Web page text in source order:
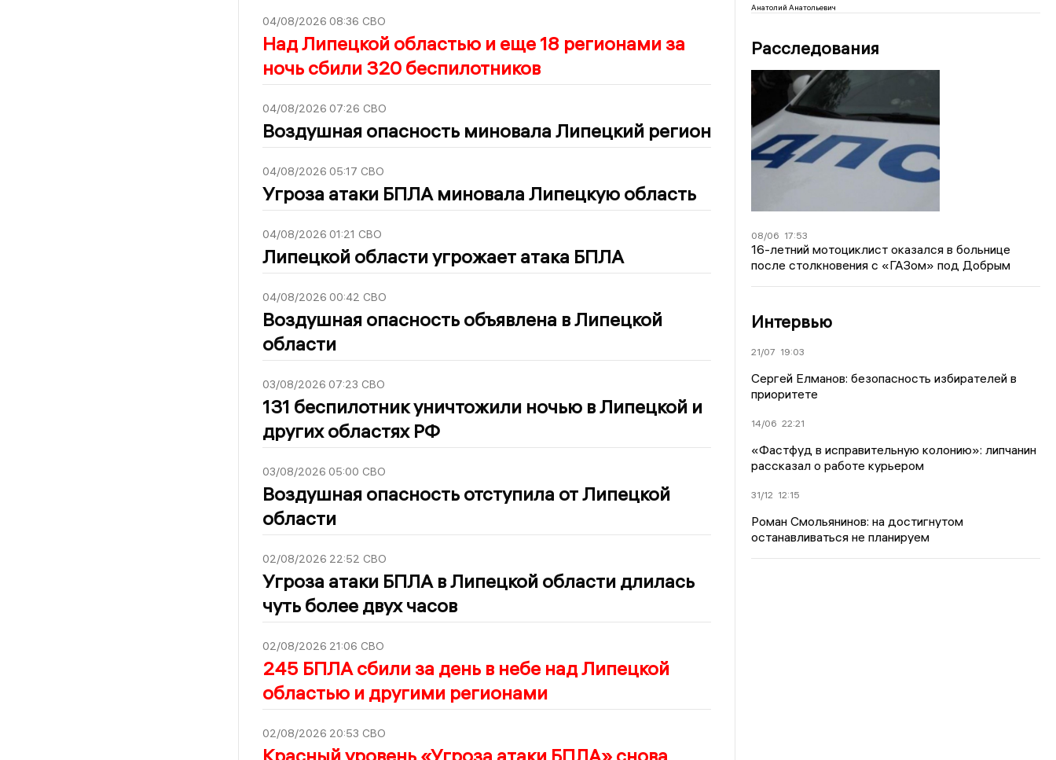
04/08/2026 08:36 СВО
Над Липецкой областью и еще 18 регионами за
ночь сбили 320 беспилотников
04/08/2026 07:26 СВО
Воздушная опасность миновала Липецкий регион
04/08/2026 05:17 СВО
Угроза атаки БПЛА миновала Липецкую область
04/08/2026 01:21 СВО
Липецкой области угрожает атака БПЛА
04/08/2026 00:42 СВО
Воздушная опасность объявлена в Липецкой
области
03/08/2026 07:23 СВО
131 беспилотник уничтожили ночью в Липецкой и
других областях РФ
03/08/2026 05:00 СВО
Воздушная опасность отступила от Липецкой
области
02/08/2026 22:52 СВО
Угроза атаки БПЛА в Липецкой области длилась
чуть более двух часов
02/08/2026 21:06 СВО
245 БПЛА сбили за день в небе над Липецкой
областью и другими регионами
02/08/2026 20:53 СВО
Красный уровень «Угроза атаки БПЛА» снова
Анатолий Анатольевич
Расследования
08/06 17:53
16-летний мотоциклист оказался в больнице
после столкновения с «ГАЗом» под Добрым
Интервью
21/07 19:03
Сергей Елманов: безопасность избирателей в
приоритете
14/06 22:21
«Фастфуд в исправительную колонию»: липчанин
рассказал о работе курьером
31/12 12:15
Роман Смольянинов: на достигнутом
останавливаться не планируем